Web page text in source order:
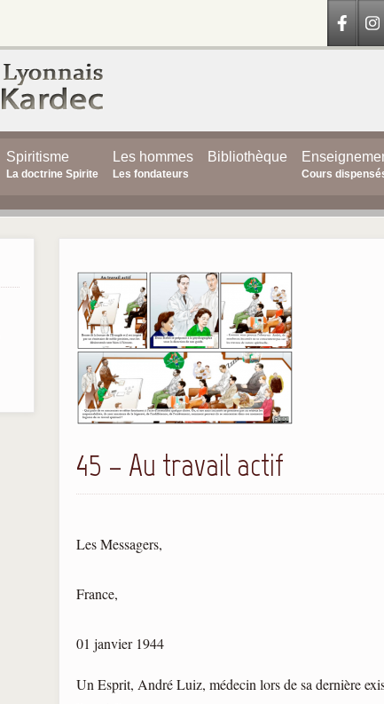
Spiritisme
La doctrine Spirite
Les hommes
Les fondateurs
Bibliothèque
Cours
45 – Au travail actif
Les Messagers,
France,
01 janvier 1944
Un Esprit, André Luiz, médecin lors de sa dernière